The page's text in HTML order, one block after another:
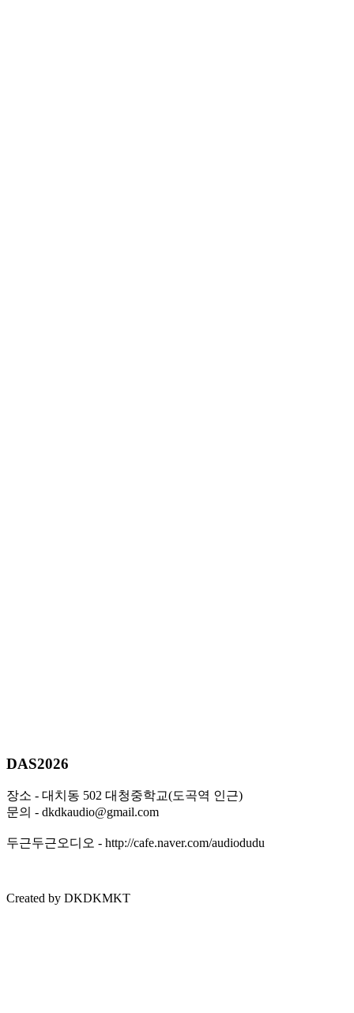
DAS2026
장소 - 대치동 502 대청중학교(도곡역 인근)
문의 - dkdkaudio@gmail.com
두근두근오디오 - http://cafe.naver.com/audiodudu
Created by DKDKMKT